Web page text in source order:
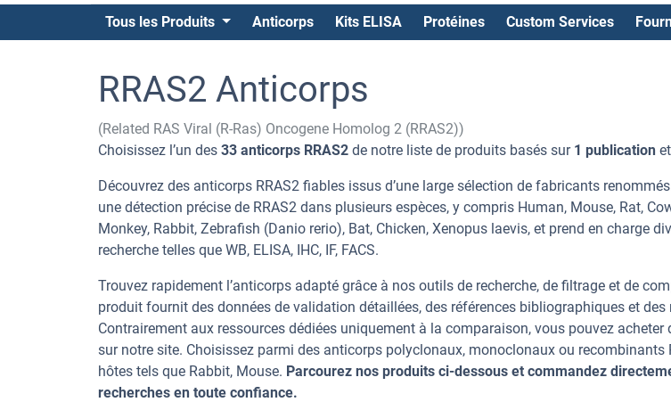
Tous les Produits Anticorps Kits ELISA Protéines Custom Services
RRAS2 Anticorps
(Related RAS Viral (R-Ras) Oncogene Homolog 2 (RRAS2))
Choisissez l’un des 33 anticorps RRAS2 de notre liste de produits basés sur 1 publication et
Découvrez des anticorps RRAS2 fiables issus d’une large sélection de fabricants
une détection précise de RRAS2 dans plusieurs espèces, y compris Human, Mouse, Rat,
Monkey, Rabbit, Zebrafish (Danio rerio), Bat, Chicken, Xenopus laevis, et prend en charge
recherche telles que WB, ELISA, IHC, IF, FACS.
Trouvez rapidement l’anticorps adapté grâce à nos outils de recherche, de filtrage et de
produit fournit des données de validation détaillées, des références bibliographiques et des
Contrairement aux ressources dédiées uniquement à la comparaison, vous pouvez
sur notre site. Choisissez parmi des anticorps polyclonaux, monoclonaux ou recombinants
hôtes tels que Rabbit, Mouse. Parcourez nos produits ci-dessous et commandez
recherches en toute confiance.